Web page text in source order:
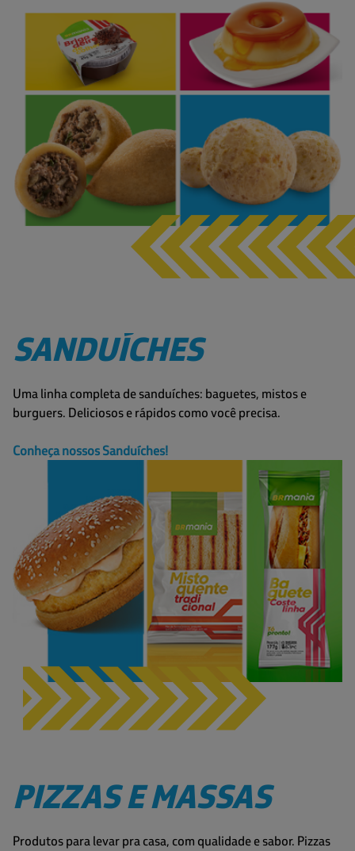
SANDUÍCHES
Uma linha completa de sanduíches: baguetes, mistos e
burguers. Deliciosos e rápidos como você precisa.
Conheça nossos Sanduíches!
PIZZAS E MASSAS
Produtos para levar pra casa, com qualidade e sabor. Pizzas